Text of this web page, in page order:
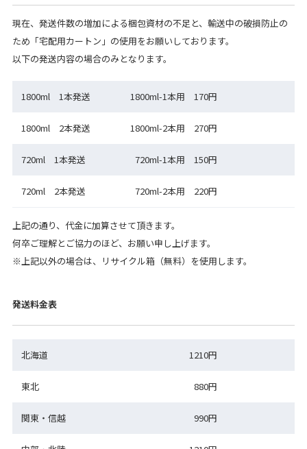
現在、発送件数の増加による梱包資材の不足と、輸送中の破損防止の
ため「宅配用カートン」の使用をお願いしております。
以下の発送内容の場合のみとなります。
1800ml 1本発送 1800ml-1本用 170円
1800ml 2本発送 1800ml-2本用 270円
720ml 1本発送 720ml-1本用 150円
720ml 2本発送 720ml-2本用 220円
上記の通り、代金に加算させて頂きます。
何卒ご理解とご協力のほど、お願い申し上げます。
※上記以外の場合は、リサイクル箱（無料）を使用します。
発送料金表
北海道 1210円
東北 880円
関東・信越 990円